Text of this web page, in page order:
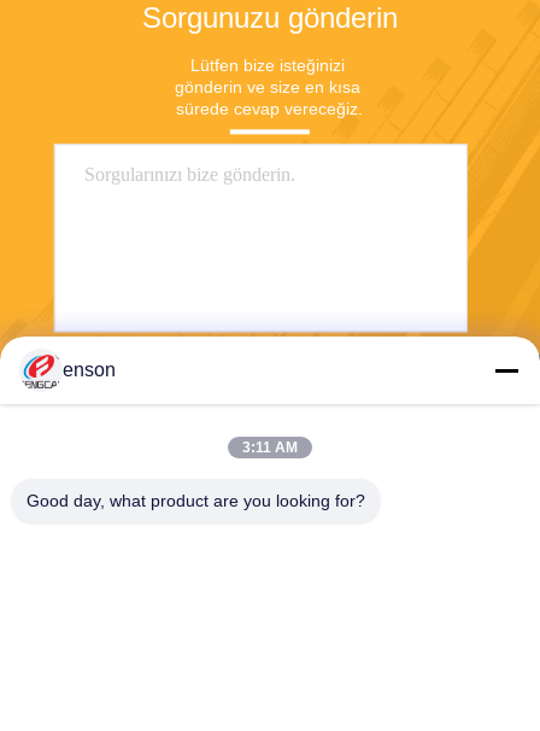
Sorgunuzu gönderin
Lütfen bize isteğinizi
gönderin ve size en kısa
sürede cevap vereceğiz.
enson
3:11 AM
Good day, what product are you looking for?